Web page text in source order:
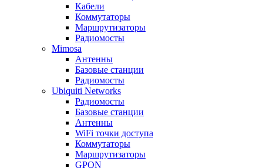
Кабели
Коммутаторы
Маршрутизаторы
Радиомосты
Mimosa
Антенны
Базовые станции
Радиомосты
Ubiquiti Networks
Радиомосты
Базовые станции
Антенны
WiFi точки доступа
Коммутаторы
Маршрутизаторы
GPON